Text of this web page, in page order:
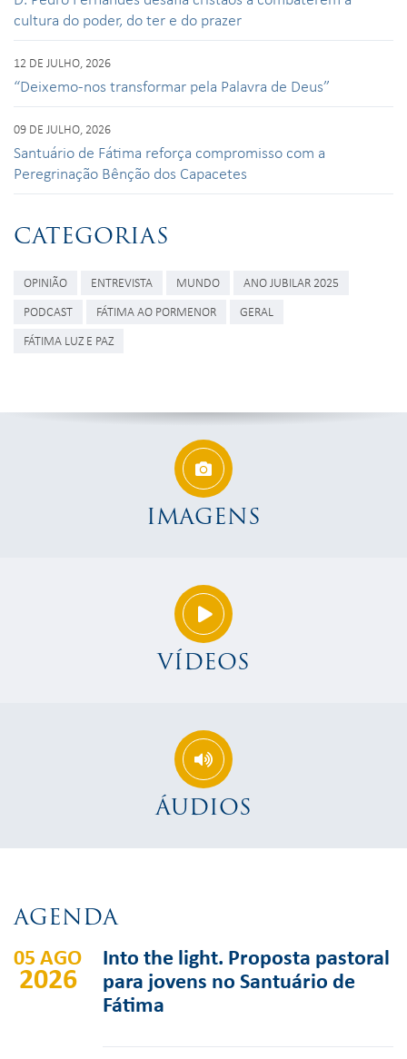
cultura do poder, do ter e do prazer
12 DE JULHO, 2026
“Deixemo-nos transformar pela Palavra de Deus”
09 DE JULHO, 2026
Santuário de Fátima reforça compromisso com a
Peregrinação Bênção dos Capacetes
CATEGORIAS
OPINIÃO ENTREVISTA MUNDO
ANO JUBILAR 2025
PODCAST
FÁTIMA AO PORMENOR
GERAL
FÁTIMA LUZ E PAZ
IMAGENS
VÍDEOS
ÁUDIOS
AGENDA
05 AGO
2026
Into the light. Proposta pastoral
para jovens no Santuário de
Fátima